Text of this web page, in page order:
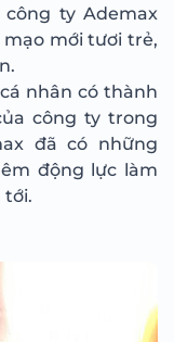
ty Ademax
mới tươi trẻ,
nhân có thành
công ty trong
đã có những
động lực làm
tới.